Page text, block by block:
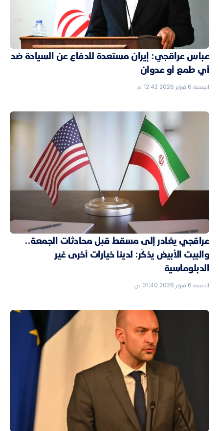
عباس عراقجي: إيران مستعدة للدفاع عن السيادة ضد
أي طمع أو عدوان
الجمعة 6 فبراير 2026 12:42 م
عراقجي يغادر إلى مسقط قبل محادثات الجمعة..
والبيت الأبيض يذكّر: لدينا خيارات أخرى غير
الدبلوماسية
الجمعة 6 فبراير 2026 01:40 ص